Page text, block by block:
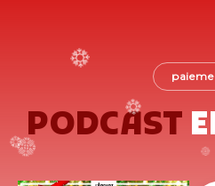
PODCAST